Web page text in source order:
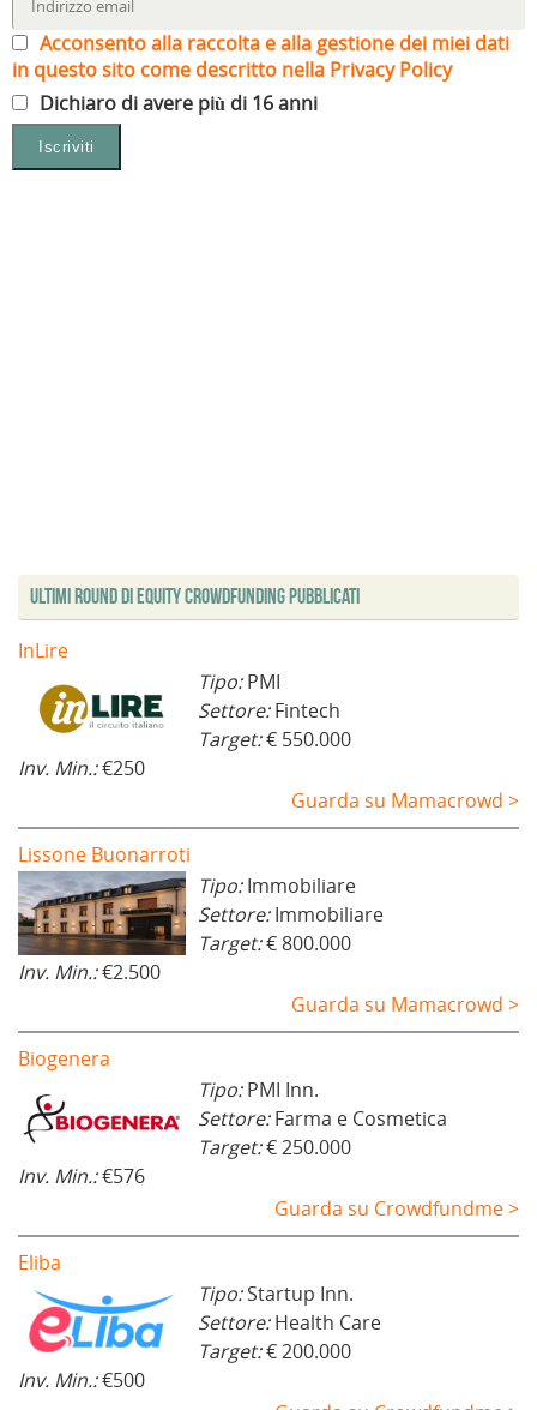
Acconsento alla raccolta e alla gestione dei miei dati
in questo sito come descritto nella Privacy Policy
Dichiaro di avere più di 16 anni
Ultimi Round di Equity Crowdfunding Pubblicati
InLire
Tipo:PMI
Settore:Fintech
Target:€ 550.000
Inv. Min.:€250
Guarda su Mamacrowd >
Lissone Buonarroti
Tipo:Immobiliare
Settore:Immobiliare
Target:€ 800.000
Inv. Min.:€2.500
Guarda su Mamacrowd >
Biogenera
Tipo:PMI Inn.
Settore:Farma e Cosmetica
Target:€ 250.000
Inv. Min.:€576
Guarda su Crowdfundme >
Eliba
Tipo:Startup Inn.
Settore:Health Care
Target:€ 200.000
Inv. Min.:€500